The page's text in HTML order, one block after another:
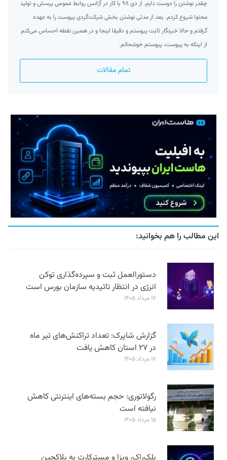
چقدر نوشتن را دوست دارم. از دی ۹۸ با کار در آژانس روابط عمومی پرسش و تولید
محتوا شروع کردم. بعد از مدتی نوشتن بخش شرکت‌گردی پیوست را به عهده
گرفتم و حالا خبرنگار ثابت پیوستم و دقیقا اینجا و در همین نقطه احساس می‌کنم
از اینکه به پیوست، پیوستم خوشحالم.
تمام مقالات
این مطالب را هم بخوانید:
دستورالعمل ثبت و سپرده‌گذاری توکن
انرژی در انتظار تائیدیه سازمان بورس است
۱۷ مرداد ۱۴۰۵
گزارش شاپرک: تعداد تراکنش‌های تیر ماه
در ۲۷ استان‌ کاهش یافت
۱۷ مرداد ۱۴۰۵
رگولاتوری: حجم بسته‌های اینترنتی کاهش
نیافته است
۱۵ مرداد ۱۴۰۵